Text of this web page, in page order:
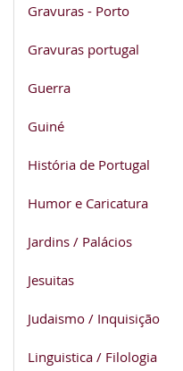
Gravuras - Porto
Gravuras portugal
Guerra
Guiné
História de Portugal
Humor e Caricatura
Jardins / Palácios
Jesuitas
Judaismo / Inquisição
Linguistica / Filologia